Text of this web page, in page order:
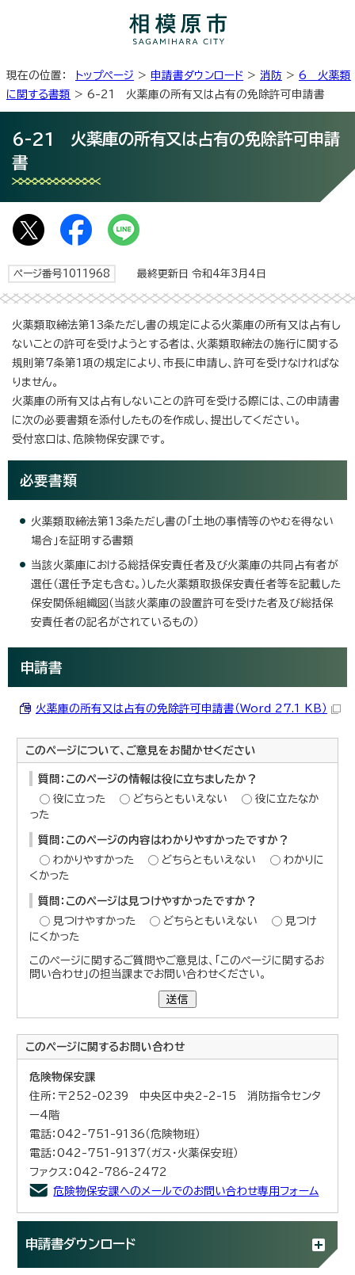
現在の位置： トップページ > 申請書ダウンロード > 消防 > 6 火薬類
に関する書類 > 6-21 火薬庫の所有又は占有の免除許可申請書
6-21 火薬庫の所有又は占有の免除許可申請
書
ページ番号1011968 最終更新日 令和4年3月4日
火薬類取締法第13条ただし書の規定による火薬庫の所有又は占有し
ないことの許可を受けようとする者は、火薬類取締法の施行に関する
規則第7条第1項の規定により、市長に申請し、許可を受けなければな
りません。
火薬庫の所有又は占有しないことの許可を受ける際には、この申請書
に次の必要書類を添付したものを作成し、提出してください。
受付窓口は、危険物保安課です。
必要書類
火薬類取締法第13条ただし書の「土地の事情等のやむを得ない
場合」を証明する書類
当該火薬庫における総括保安責任者及び火薬庫の共同占有者が
選任（選任予定も含む。）した火薬類取扱保安責任者等を記載した
保安関係組織図（当該火薬庫の設置許可を受けた者及び総括保
安責任者の記名がされているもの）
申請書
火薬庫の所有又は占有の免除許可申請書（Word 27.1 KB）
このページについて、ご意見をお聞かせください
質問：このページの情報は役に立ちましたか？
役に立った
どちらともいえない
役に立たなか
った
質問：このページの内容はわかりやすかったですか？
わかりやすかった
どちらともいえない
わかりに
くかった
質問：このページは見つけやすかったですか？
見つけやすかった
どちらともいえない
見つけ
にくかった
このページに関するご質問やご意見は、「このページに関するお
問い合わせ」の担当課までお問い合わせください。
送信
このページに関するお問い合わせ
危険物保安課
住所：〒252-0239 中央区中央2-2-15 消防指令センタ
ー4階
電話：042-751-9136（危険物班）
電話：042-751-9137（ガス・火薬保安班）
ファクス：042-786-2472
危険物保安課へのメールでのお問い合わせ専用フォーム
申請書ダウンロード